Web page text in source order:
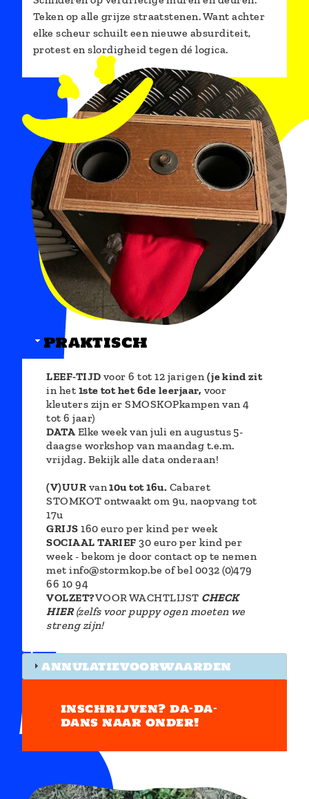
Teken op alle grijze straatstenen. Want achter
elke scheur schuilt een nieuwe absurditeit,
protest en slordigheid tegen dé logica.
praktisch
LEEF-TIJD voor 6 tot 12 jarigen (je kind zit
in het 1ste tot het 6de leerjaar, voor
kleuters zijn er SMOSKOPkampen van 4
tot 6 jaar)
DATA Elke week van juli en augustus 5-
daagse workshop van maandag t.e.m.
vrijdag. Bekijk alle data onderaan!
(V)UUR van10u tot 16u. Cabaret
STOMKOT ontwaakt om 9u, naopvang tot
17u
GRIJS 160 euro per kind per week
SOCIAAL TARIEF 30 euro per kind per
week - bekom je door contact op te nemen
met info@stormkop.be of bel 0032 (0)479
66 10 94
VOLZET?VOOR WACHTLIJST CHECK
HIER(zelfs voor puppy ogen moeten we
streng zijn!
annulatievoorwaarden
inschrijven? da-da-
dans naar onder!